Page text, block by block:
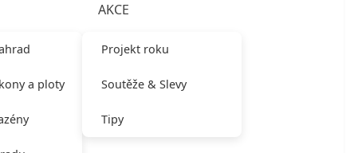
a ploty
AKCE
Projekt roku
Soutěže & Slevy
Tipy